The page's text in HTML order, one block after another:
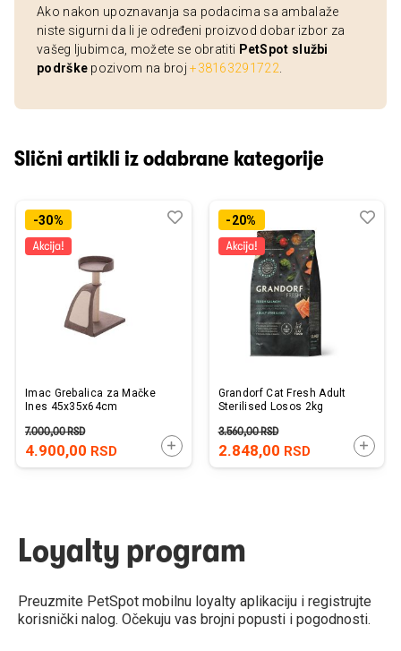
Ako nakon upoznavanja sa podacima sa ambalaže
niste sigurni da li je određeni proizvod dobar izbor za
vašeg ljubimca, možete se obratiti PetSpot službi
podrške pozivom na broj+38163291722
Slični artikli iz odabrane kategorije
-30%
Imac Grebalica za Mačke
Ines 45x35x64cm
4.900,00 RSD
7.000,00RSD
DODAJTE U KORPU
Dodaj
Uporedi-20%
Grandorf Cat Fresh Adult
Sterilised Losos 2kg
2.848,00 RSD
3.560,00RSD
Loyalty program
Preuzmite PetSpot mobilnu loyalty aplikaciju i registrujte
korisnički nalog. Očekuju vas brojni popusti i pogodnosti.